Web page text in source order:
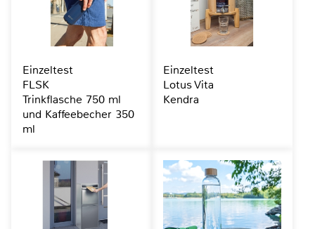
Einzeltest
FLSK
Trinkflasche 750 ml
und Kaffeebecher 350
ml
Einzeltest
Lotus Vita
Kendra